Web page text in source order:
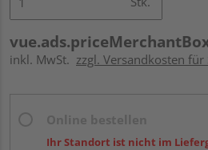
inkl. MwSt. zzgl. Versandkosten für
Ihr Standort ist nicht im